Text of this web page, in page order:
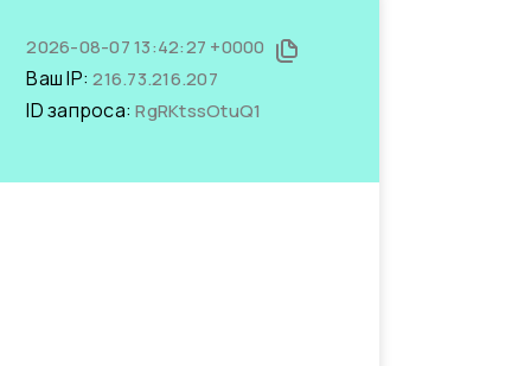
2026-08-07 13:42:27 +0000
Ваш IP:216.73.216.207
ID запроса:RgRKtssOtuQ1